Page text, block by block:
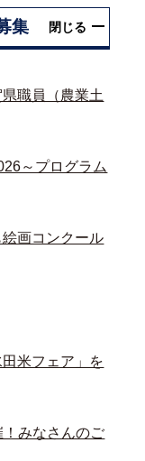
集 閉じる
職員（農業土
～プログラム
画コンクール
米フェア」を
！みなさんのご